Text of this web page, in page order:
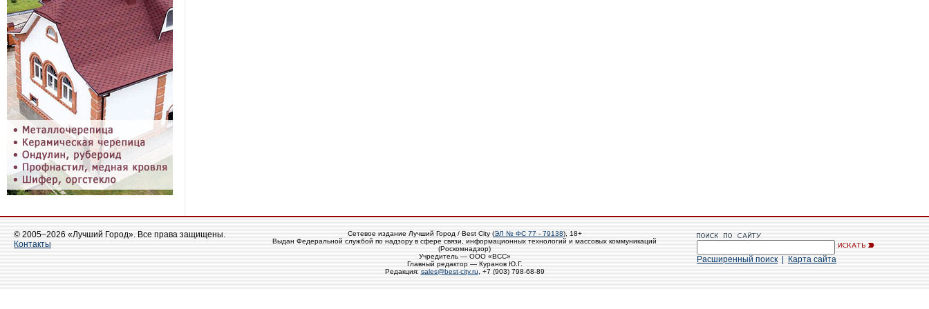
© 2005–2026 «Лучший Город». Все права защищены.
Контакты
Сетевое издание Лучший Город / Best City (ЭЛ № ФС 77 - 79138), 18+
Выдан Федеральной службой по надзору в сфере связи, информационных технологий и массовых коммуникаций
(Роскомнадзор)
Учредитель — ООО «ВСС»
Главный редактор — Куранов Ю.Г.
Редакция: sales@best-city.ru , +7 (903) 798-68-89
Расширенный поиск Карта сайта